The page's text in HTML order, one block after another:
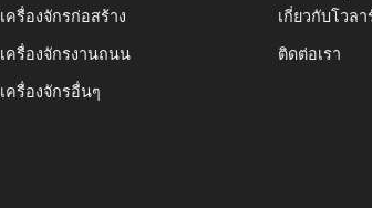
เครื่องจักรก่อสร้าง
เครื่องจักรงานถนน
เครื่องจักรอื่นๆ
เกี่ยวกับโวลา
ติดต่อเรา